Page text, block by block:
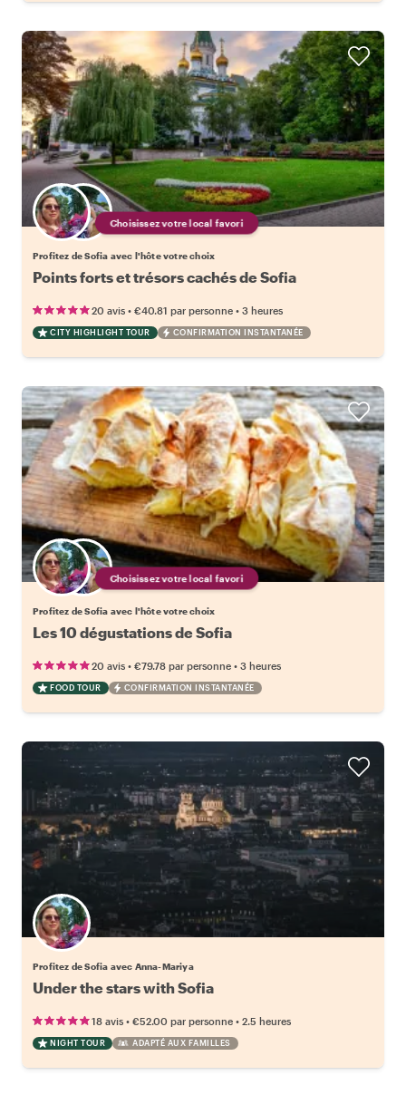
Choisissez votre local favori
Profitez de Sofia avec l'hôte votre choix
Points forts et trésors cachés de Sofia
20 avis • €40.81 par personne • 3 heures
CITY HIGHLIGHT TOUR CONFIRMATION INSTANTANÉE
Choisissez votre local favori
Profitez de Sofia avec l'hôte votre choix
Les 10 dégustations de Sofia
20 avis • €79.78 par personne • 3 heures
FOOD TOUR CONFIRMATION INSTANTANÉE
Profitez de Sofia avec Anna-Mariya
Under the stars with Sofia
18 avis • €52.00 par personne • 2.5 heures
NIGHT TOUR ADAPTÉ AUX FAMILLES